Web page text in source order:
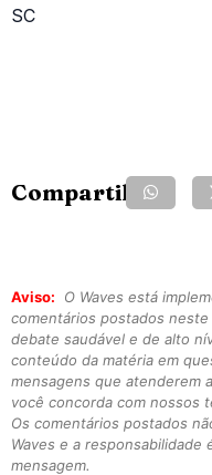
SC
Compartilhe:
Aviso:
O Waves está
comentários postados
debate saudável e de alto
conteúdo da matéria em
mensagens que atenderem
você concorda com nossos
Os comentários postados
Waves e a
mensagem.